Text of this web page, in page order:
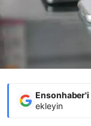
Ensonhaber'i
ekleyin